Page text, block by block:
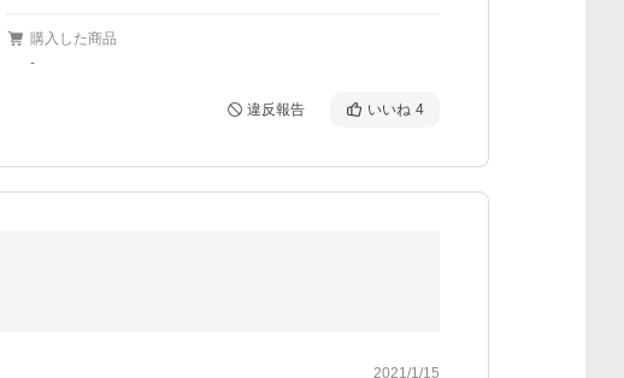
購入した商品
-
違反報告 いいね 4
2021/1/15